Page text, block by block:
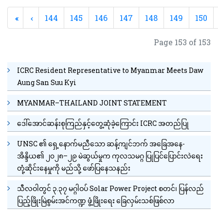
144 145 146 147 148 149 150
Page 153 of 153
ICRC Resident Representative to Myanmar Meets Daw
Aung San Suu Kyi
MYANMAR–THAILAND JOINT STATEMENT
ဒေါ်အောင်ဆန်းစုကြည်နှင့်တွေ့ဆုံခဲ့ကြောင်း ICRC အတည်ပြု
UNSC ၏ ရှေ့နောက်မညီသော ဆန့်ကျင်ဘက် အခြေအနေ-
အိန္ဒိယ၏ ၂၀၂၈–၂၉ မဲဆွယ်မှုက ကုလသမဂ္ဂ ပြုပြင်ပြောင်းလဲရေး
တုံ့ဆိုင်းနေမှုကို မည်သို့ ဖော်ပြနေသနည်း
သီလဝါတွင် ၃.၃၇ မဂ္ဂါဝပ် Solar Power Project စတင်၊ ပြန်လည်
ပြည့်ဖြိုးမြဲစွမ်းအင်ကဏ္ဍ ဖွံ့ဖြိုးရေး ခြေလှမ်းသစ်ဖြစ်လာ